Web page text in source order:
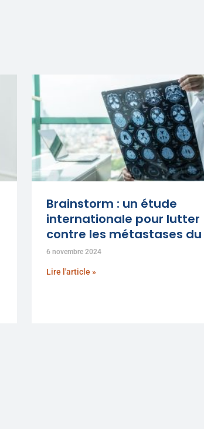
Brainstorm : un étude
internationale pour lutter
contre les métastases du
6 novembre 2024
Lire l'article »